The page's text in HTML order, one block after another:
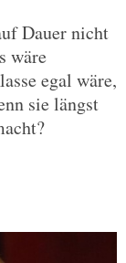
Dauer nicht
wäre
egal wäre,
sie längst